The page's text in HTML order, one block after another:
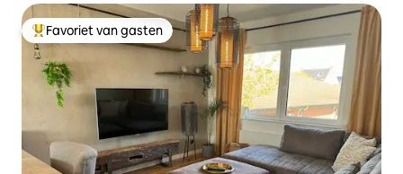
Topfavoriet van gasten
Favoriet van gasten